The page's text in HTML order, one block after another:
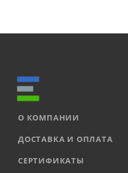
О КОМПАНИИ
ДОСТАВКА И ОПЛАТА
СЕРТИФИКАТЫ